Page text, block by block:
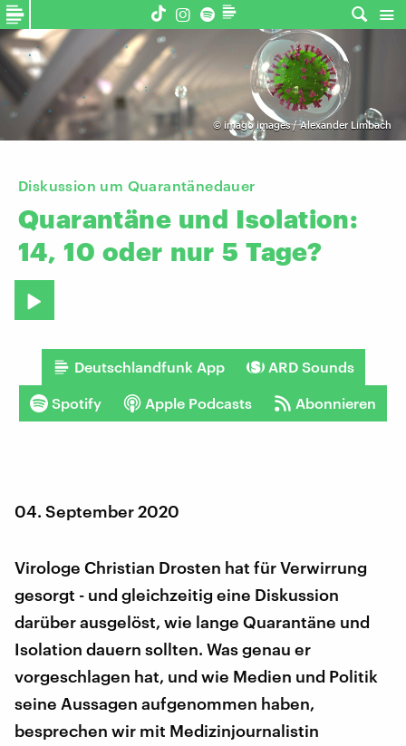
©imago images / Alexander Limbach
Diskussion um Quarantänedauer
Quarantäne und Isolation:
14, 10 oder nur 5 Tage?
Deutschlandfunk App ARD Sounds
Spotify Apple Podcasts Abonnieren
04. September 2020
Virologe Christian Drosten hat für Verwirrung
gesorgt - und gleichzeitig eine Diskussion
darüber ausgelöst, wie lange Quarantäne und
Isolation dauern sollten. Was genau er
vorgeschlagen hat, und wie Medien und Politik
seine Aussagen aufgenommen haben,
besprechen wir mit Medizinjournalistin